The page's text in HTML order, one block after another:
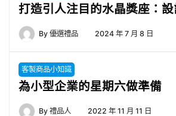
打造引人注目的水晶獎座：
By 優選禮品 2024 年 7 月 8 日
客製商品小知識
為小型企業的星期六做準備
By 禮品人 2022 年 11 月 11 日